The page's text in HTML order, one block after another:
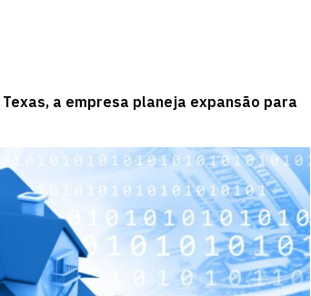
a empresa planeja expansão para